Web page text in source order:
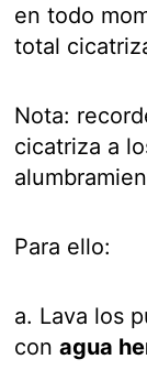
en todo
total
Nota:
cicatriza a
Para ello:
a. Lava los
conagua